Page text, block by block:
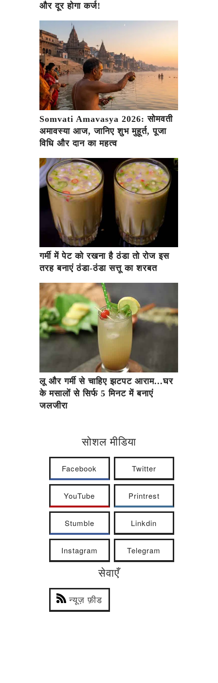
और दूर होगा कर्ज!
Somvati Amavasya 2026: सोमवती
अमावस्या आज, जानिए शुभ मुहूर्त, पूजा
विधि और दान का महत्व
गर्मी में पेट को रखना है ठंडा तो रोज इस
तरह बनाएं ठंडा-ठंडा सत्तू का शरबत
लू और गर्मी से चाहिए झटपट आराम...घर
के मसालों से सिर्फ 5 मिनट में बनाएं
जलजीरा
सोशल मीडिया
Facebook Twitter
YouTube Printrest
Stumble Linkdin
Instagram Telegram
सेवाएँ
न्यूज़ फ़ीड